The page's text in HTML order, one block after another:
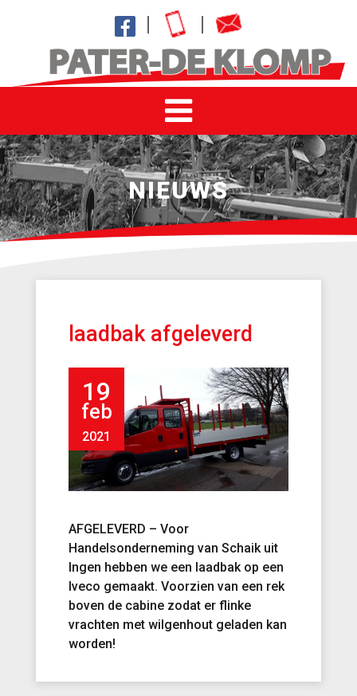
NIEUWS
laadbak afgeleverd
19
feb
2021
AFGELEVERD – Voor
Handelsonderneming van Schaik uit
Ingen hebben we een laadbak op een
Iveco gemaakt. Voorzien van een rek
boven de cabine zodat er flinke
vrachten met wilgenhout geladen kan
worden!